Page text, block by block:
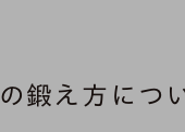
鍛え方につ